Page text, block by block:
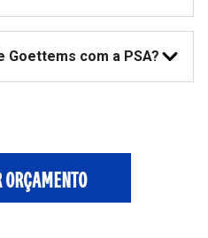
com a PSA?